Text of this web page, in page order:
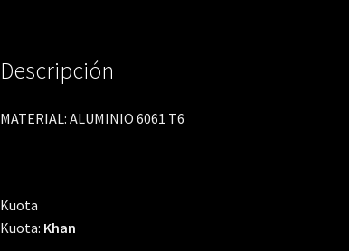
Descripción
MATERIAL: ALUMINIO 6061 T6
Kuota
Kuota: Khan